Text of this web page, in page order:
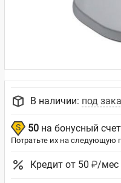
В наличии: под
50 на бонусный счет
Потратьте их на следующую
Кредит от 50 ₽/мес